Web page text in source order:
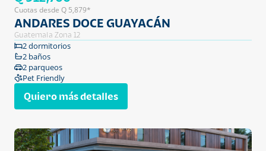
Cuotas desde Q 5,879*
ANDARES DOCE GUAYACÁN
Guatemala Zona 12
2 dormitorios
2 baños
2 parqueos
Pet Friendly
Quiero más detalles